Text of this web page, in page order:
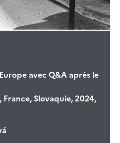
avec Q&A après le
Slovaquie, 2024,